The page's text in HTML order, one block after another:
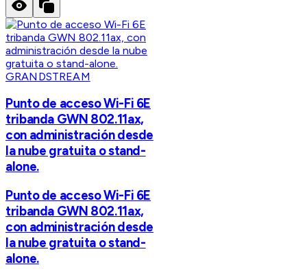
GRANDSTREAM
Punto de acceso Wi-Fi 6E
tribanda GWN 802.11ax,
con administración desde
la nube gratuita o stand-
alone.
Punto de acceso Wi-Fi 6E
tribanda GWN 802.11ax,
con administración desde
la nube gratuita o stand-
alone.